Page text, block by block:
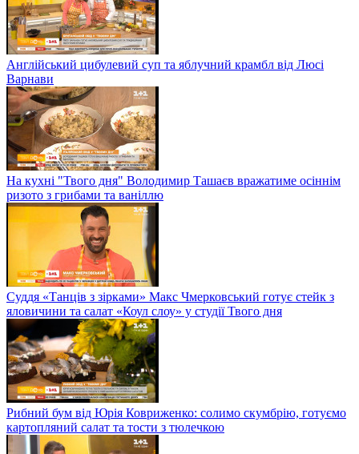
Англійський цибулевий суп та яблучний крамбл від Люсі
Варнави
На кухні "Твого дня" Володимир Ташаєв вражатиме осіннім
ризото з грибами та ваніллю
Суддя «Танців з зірками» Макс Чмерковський готує стейк з
яловичини та салат «Коул слоу» у студії Твого дня
Рибний бум від Юрія Ковриженко: солимо скумбрію, готуємо
картопляний салат та тости з тюлечкою